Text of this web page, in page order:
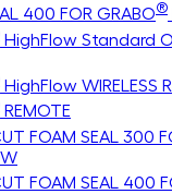
400 FOR GRABO®
HighFlow Standard
HighFlow WIRELESS
REMOTE
FOAM SEAL 300
FOAM SEAL 400